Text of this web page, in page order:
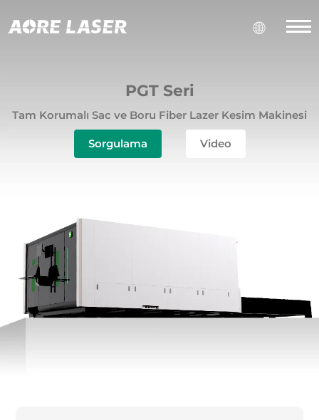
PGT Seri
Tam Korumalı Sac ve Boru Fiber Lazer Kesim Makinesi
Sorgulama Video